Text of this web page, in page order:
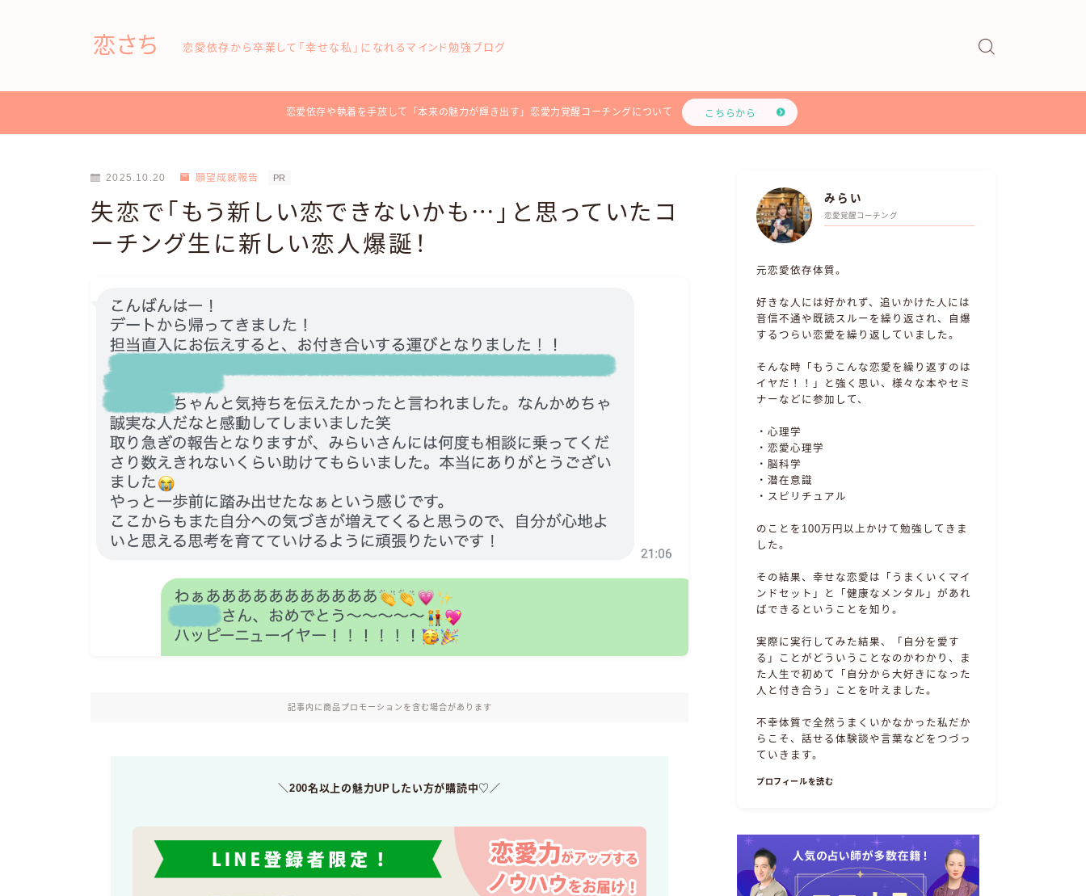
恋さち 恋愛依存から卒業して「幸せな私」になれるマインド勉強ブログ
恋愛依存や執着を手放して「本来の魅力が輝き出す」恋愛力覚醒コーチングについて こちらから
2025.10.20 願望成就報告 PR
失恋で「もう新しい恋できないかも⋯」と思っていたコ
ーチング生に新しい恋人爆誕！
記事内に商品プロモーションを含む場合があります
＼200名以上の魅力UPしたい方が購読中♡／
みらい
恋愛覚醒コーチング
元恋愛依存体質。
好きな人には好かれず、追いかけた人には
音信不通や既読スルーを繰り返され、自爆
するつらい恋愛を繰り返していました。
そんな時「もうこんな恋愛を繰り返すのは
イヤだ！！」と強く思い、様々な本やセミ
ナーなどに参加して、
・心理学
・恋愛心理学
・脳科学
・潜在意識
・スピリチュアル
のことを100万円以上かけて勉強してきま
した。
その結果、幸せな恋愛は「うまくいくマイ
ンドセット」と「健康なメンタル」があれ
ばできるということを知り。
実際に実行してみた結果、「自分を愛す
る」ことがどういうことなのかわかり、ま
た人生で初めて「自分から大好きになった
人と付き合う」ことを叶えました。
不幸体質で全然うまくいかなかった私だか
らこそ、話せる体験談や言葉などをつづっ
ていきます。
プロフィールを読む